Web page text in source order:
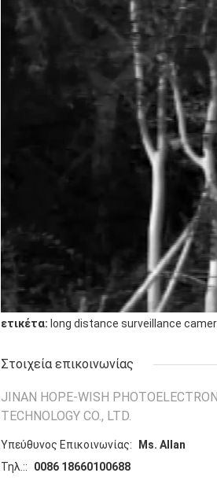
ετικέτα: long distance surveillance
Στοιχεία επικοινωνίας
JINAN HOPE-WISH
TECHNOLOGY CO., LTD.
Υπεύθυνος Επικοινωνίας:
Ms. Allan
Τηλ.::
0086 18660100688